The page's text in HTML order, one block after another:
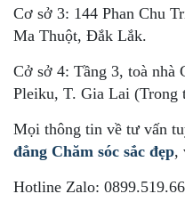
Cơ sở 3: 144 Phan Chu
Ma Thuột, Đắk Lắk.
Cở sở 4: Tầng 3, toà nhà
Pleiku, T. Gia Lai
Mọi thông tin về tư vấn
đẳng Chăm sóc sắc đẹp,
Hotline Zalo: